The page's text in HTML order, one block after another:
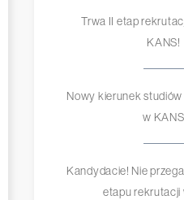
Trwa II etap
KANS!
Nowy kierunek
w KANS
Kandydacie! Nie
etapu rekrutacji